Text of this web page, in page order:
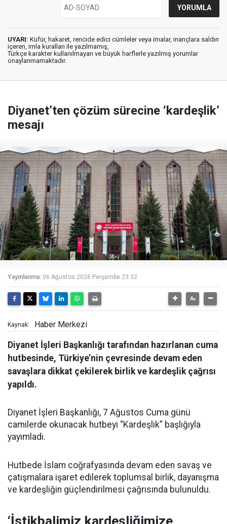
UYARI: Küfür, hakaret, rencide edici cümleler veya imalar, inançlara saldırı
içeren, imla kuralları ile yazılmamış,
Türkçe karakter kullanılmayan ve büyük harflerle yazılmış yorumlar
onaylanmamaktadır.
Diyanet’ten çözüm sürecine ‘kardeşlik’
mesajı
Yayınlanma: 06 Ağustos 2026 Perşembe 23:32
Kaynak: Haber Merkezi
Diyanet İşleri Başkanlığı tarafından hazırlanan cuma
hutbesinde, Türkiye’nin çevresinde devam eden
savaşlara dikkat çekilerek birlik ve kardeşlik çağrısı
yapıldı.
Diyanet İşleri Başkanlığı, 7 Ağustos Cuma günü
camilerde okunacak hutbeyi “Kardeşlik” başlığıyla
yayımladı.
Hutbede İslam coğrafyasında devam eden savaş ve
çatışmalara işaret edilerek toplumsal birlik, dayanışma
ve kardeşliğin güçlendirilmesi çağrısında bulunuldu.
‘İstikbalimiz kardeşliğimize